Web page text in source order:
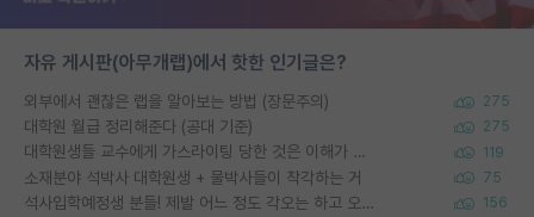
자유 게시판(아무개랩)에서 핫한 인기글은?
외부에서 괜찮은 랩을 알아보는 방법 (장문주의) 275
대학원 월급 정리해준다 (공대 기준) 275
대학원생들 교수에게 가스라이팅 당한 것은 이해가 갑니다. 안타깝네요. 119
소재분야 석박사 대학원생 + 물박사들이 착각하는 거 75
석사입학예정생 분들! 제발 어느 정도 각오는 하고 오세요. 156